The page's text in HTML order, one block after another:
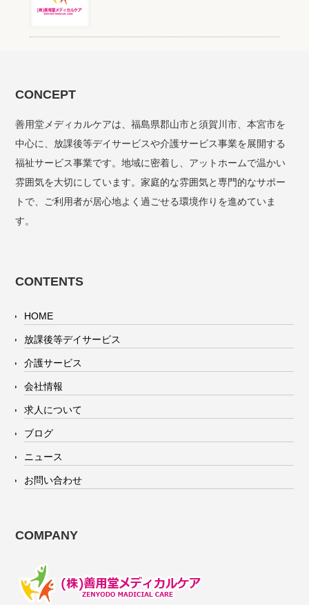
CONCEPT
善用堂メディカルケアは、福島県郡山市と須賀川市、本宮市を
中心に、放課後等デイサービスや介護サービス事業を展開する
福祉サービス事業です。地域に密着し、アットホームで温かい
雰囲気を大切にしています。家庭的な雰囲気と専門的なサポー
トで、ご利用者が居心地よく過ごせる環境作りを進めていま
す。
CONTENTS
HOME
放課後等デイサービス
介護サービス
会社情報
求人について
ブログ
ニュース
お問い合わせ
COMPANY